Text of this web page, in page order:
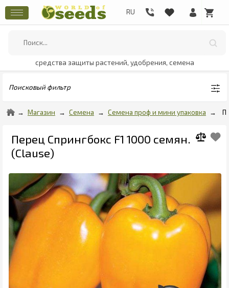
средства защиты растений, удобрения, семена
Поисковый фильтр
Магазин Семена Семена проф и мини упаковка
Перец Спрингбокс F1 1000 семян.
(Clause)